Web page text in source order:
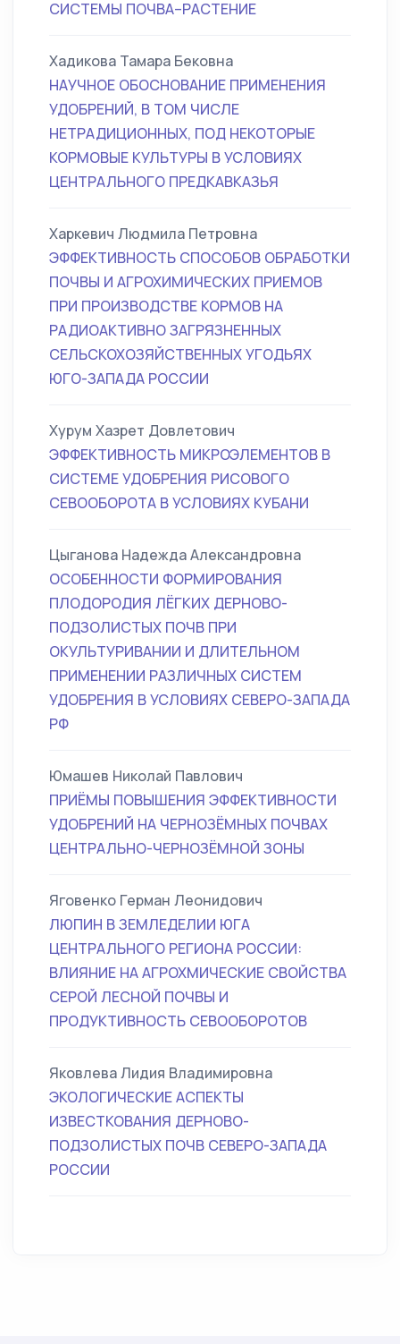
СИСТЕМЫ ПОЧВА–РАСТЕНИЕ
Хадикова Тамара Бековна
НАУЧНОЕ ОБОСНОВАНИЕ ПРИМЕНЕНИЯ
УДОБРЕНИЙ, В ТОМ ЧИСЛЕ
НЕТРАДИЦИОННЫХ, ПОД НЕКОТОРЫЕ
КОРМОВЫЕ КУЛЬТУРЫ В УСЛОВИЯХ
ЦЕНТРАЛЬНОГО ПРЕДКАВКАЗЬЯ
Харкевич Людмила Петровна
ЭФФЕКТИВНОСТЬ СПОСОБОВ ОБРАБОТКИ
ПОЧВЫ И АГРОХИМИЧЕСКИХ ПРИЕМОВ
ПРИ ПРОИЗВОДСТВЕ КОРМОВ НА
РАДИОАКТИВНО ЗАГРЯЗНЕННЫХ
СЕЛЬСКОХОЗЯЙСТВЕННЫХ УГОДЬЯХ
ЮГО-ЗАПАДА РОССИИ
Хурум Хазрет Довлетович
ЭФФЕКТИВНОСТЬ МИКРОЭЛЕМЕНТОВ В
СИСТЕМЕ УДОБРЕНИЯ РИСОВОГО
СЕВООБОРОТА В УСЛОВИЯХ КУБАНИ
Цыганова Надежда Александровна
ОСОБЕННОСТИ ФОРМИРОВАНИЯ
ПЛОДОРОДИЯ ЛЁГКИХ ДЕРНОВО-
ПОДЗОЛИСТЫХ ПОЧВ ПРИ
ОКУЛЬТУРИВАНИИ И ДЛИТЕЛЬНОМ
ПРИМЕНЕНИИ РАЗЛИЧНЫХ СИСТЕМ
УДОБРЕНИЯ В УСЛОВИЯХ СЕВЕРО-ЗАПАДА
РФ
Юмашев Николай Павлович
ПРИЁМЫ ПОВЫШЕНИЯ ЭФФЕКТИВНОСТИ
УДОБРЕНИЙ НА ЧЕРНОЗЁМНЫХ ПОЧВАХ
ЦЕНТРАЛЬНО-ЧЕРНОЗЁМНОЙ ЗОНЫ
Яговенко Герман Леонидович
ЛЮПИН В ЗЕМЛЕДЕЛИИ ЮГА
ЦЕНТРАЛЬНОГО РЕГИОНА РОССИИ:
ВЛИЯНИЕ НА АГРОХМИЧЕСКИЕ СВОЙСТВА
СЕРОЙ ЛЕСНОЙ ПОЧВЫ И
ПРОДУКТИВНОСТЬ СЕВООБОРОТОВ
Яковлева Лидия Владимировна
ЭКОЛОГИЧЕСКИЕ АСПЕКТЫ
ИЗВЕСТКОВАНИЯ ДЕРНОВО-
ПОДЗОЛИСТЫХ ПОЧВ СЕВЕРО-ЗАПАДА
РОССИИ